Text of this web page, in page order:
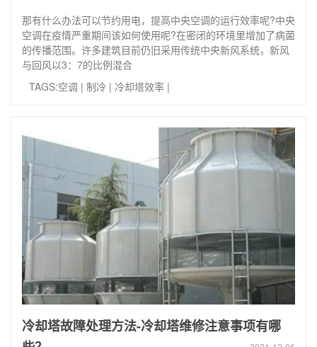
那有什么办法可以节约用电，提高中央空调的运行效率呢?中央
空调在疫情严重期间该如何使用呢?在密闭的环境里增加了病菌
的传播范围。许多建筑目前仍旧采用传统中央新风系统，新风
与回风以3：7的比例混合
TAGS:空调 | 制冷 | 冷却塔效率 |
冷却塔故障处理方法-冷却塔维修注意事项有哪